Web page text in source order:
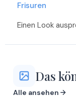
Mehr
Mehr
Frisuren
Einen Look
Das
Alle ansehen